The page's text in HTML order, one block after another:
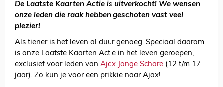
De Laatste Kaarten Actie is uitverkocht! We wensen
onze leden die raak hebben geschoten vast veel
plezier!
Als tiener is het leven al duur genoeg. Speciaal daarom
is onze Laatste Kaarten Actie in het leven geroepen,
exclusief voor leden van Ajax Jonge Schare (12 t/m 17
jaar). Zo kun je voor een prikkie naar Ajax!